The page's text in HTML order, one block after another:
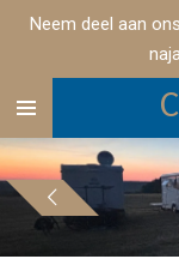
Ga
de
hoofdinhoud
Neem deel aan